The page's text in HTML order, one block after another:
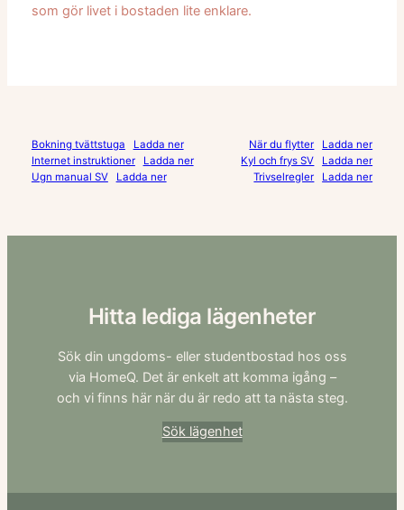
som gör livet i bostaden lite enklare.
Bokning tvättstuga Ladda ner När du flytter
Ladda ner
Internet instruktioner
Ladda ner Kyl och frys SV
Ladda ner
Ugn manual SV
Ladda ner Trivselregler Ladda ner
Hitta lediga lägenheter
Sök din ungdoms- eller studentbostad hos oss
via HomeQ. Det är enkelt att komma igång –
och vi finns här när du är redo att ta nästa steg.
Sök lägenhet